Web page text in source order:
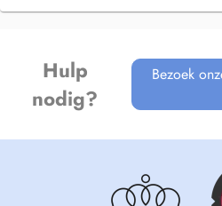
colleague Florian Valentin.
Hulp
nodig?
Bezoek